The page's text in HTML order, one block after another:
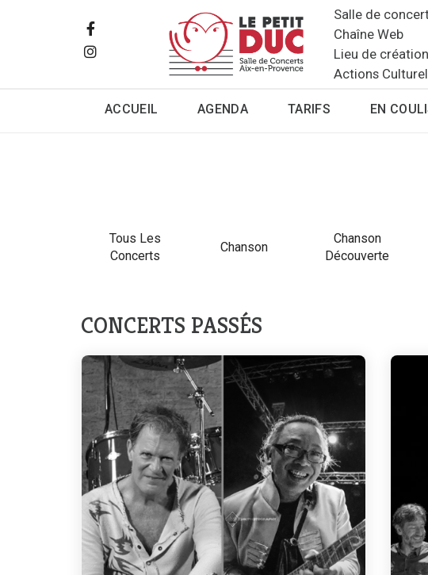
Salle de
Chaîne Web
Lieu de création
Actions
ACCUEIL AGENDA TARIFS EN
Tous Les
Concerts
Chanson
Chanson
Découverte
CONCERTS PASSÉS